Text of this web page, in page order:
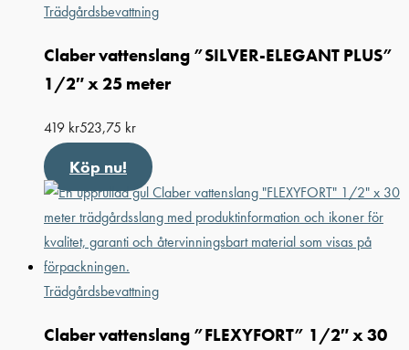
Trädgårdsbevattning
Claber vattenslang ”SILVER-ELEGANT PLUS”
1/2″ x 25 meter
419 kr523,75 kr
Köp nu!
Trädgårdsbevattning
Claber vattenslang ”FLEXYFORT” 1/2″ x 30